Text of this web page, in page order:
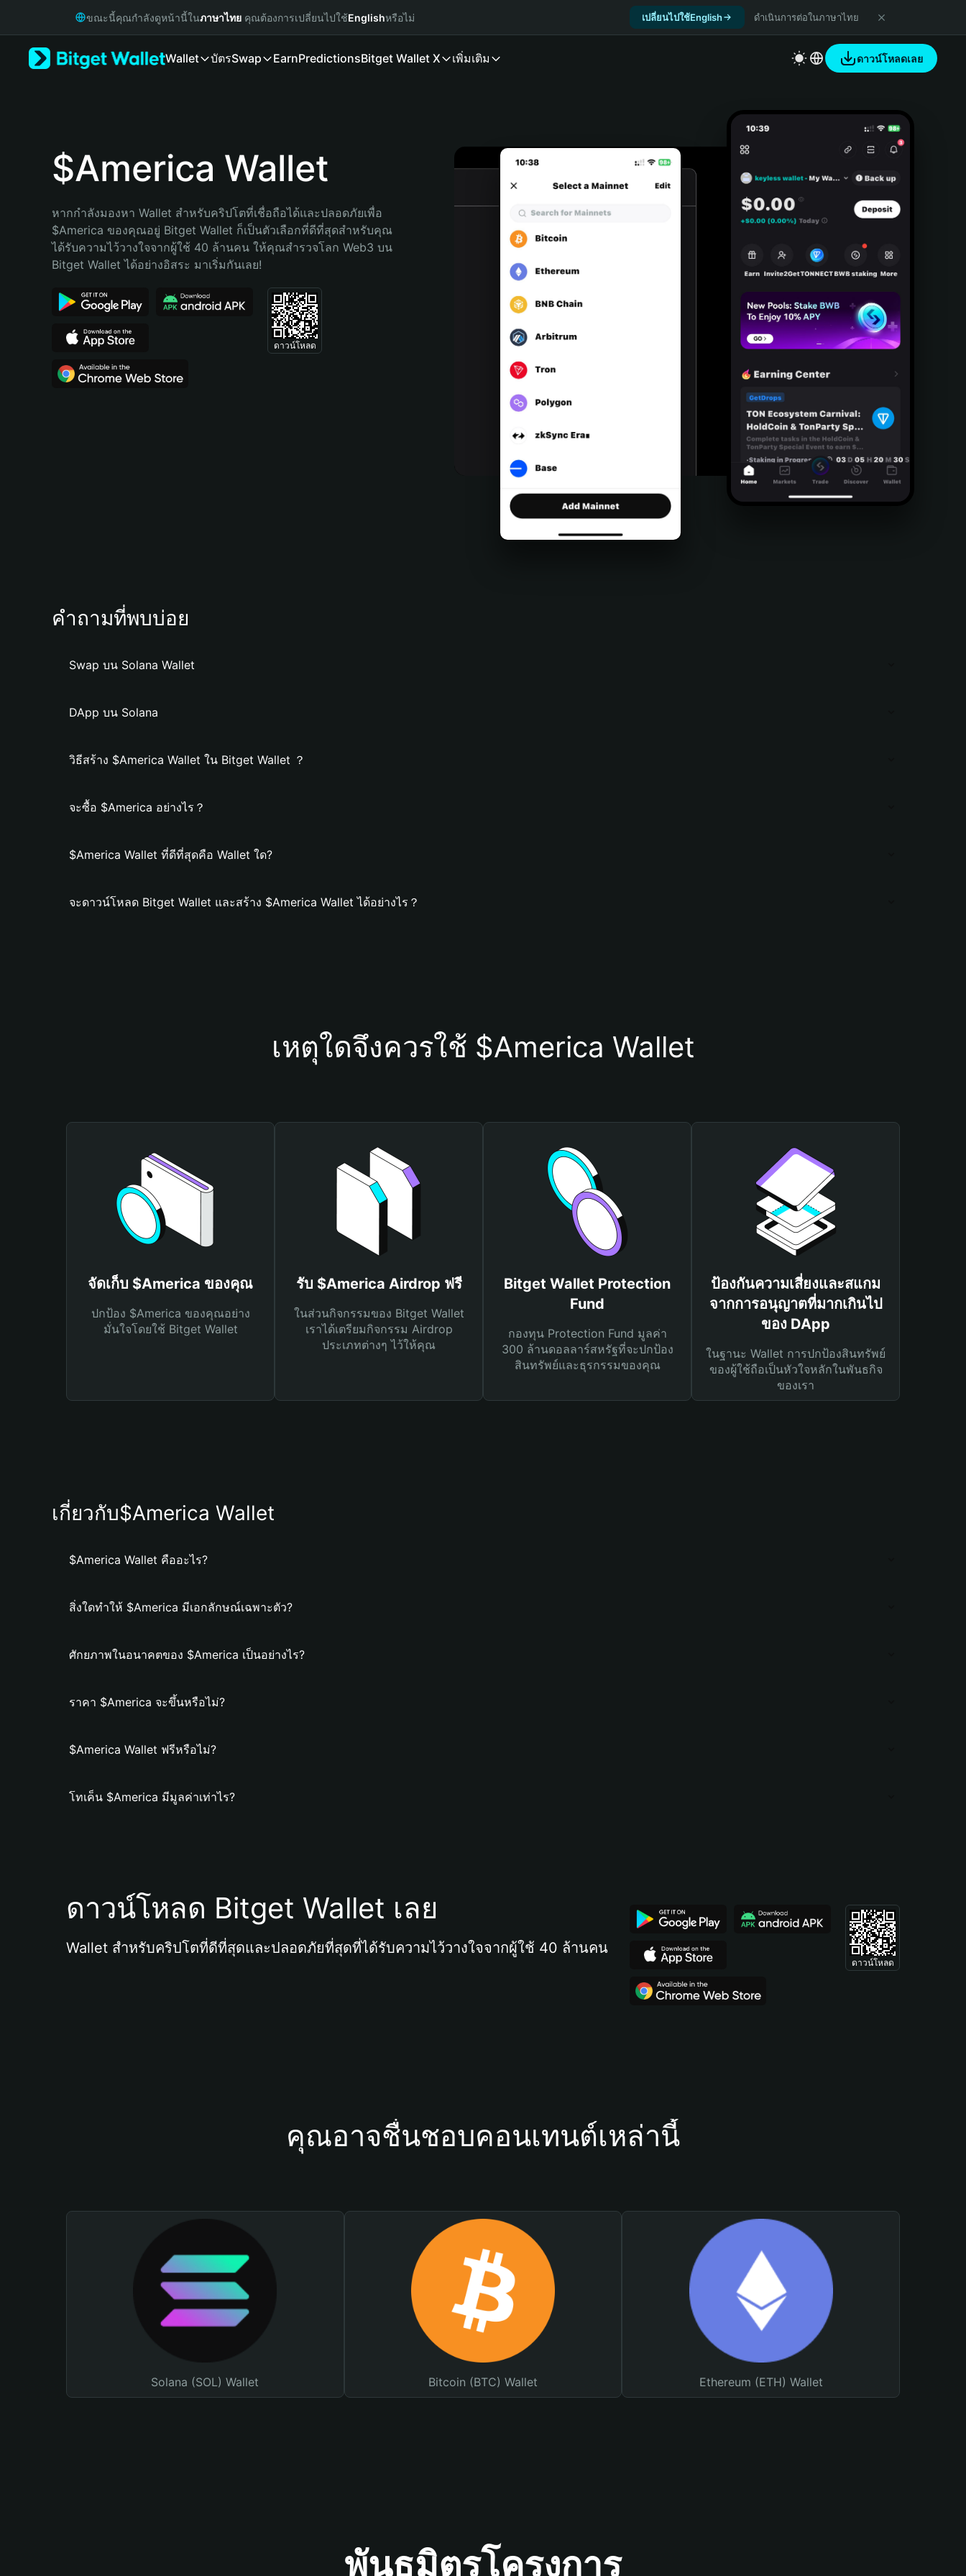
Русский
Bahasa Indonesia
Português (Brasil)
ขณะนี้คุณกำลังดูหน้านี้ในภาษาไทย คุณต้องการเปลี่ยนไปใช้Englishหรือไม่ เปลี่ยนไปใช้English ดำเนินการต่อในภาษาไทย
Wallet บัตรSwap EarnPredictionsBitget Wallet X เพิ่มเติม ดาวน์โหลดเลย
$America Wallet
หากกำลังมองหา Wallet สำหรับคริปโตที่เชื่อถือได้และปลอดภัยเพื่อ
$America ของคุณอยู่ Bitget Wallet ก็เป็นตัวเลือกที่ดีที่สุดสำหรับคุณ
ได้รับความไว้วางใจจากผู้ใช้ 40 ล้านคน ให้คุณสำรวจโลก Web3 บน
Bitget Wallet ได้อย่างอิสระ มาเริ่มกันเลย!
ดาวน์โหลด
คำถามที่พบบ่อย
Swap บน Solana Wallet
DApp บน Solana
วิธีสร้าง $America Wallet ใน Bitget Wallet ？
จะซื้อ $America อย่างไร？
$America Wallet ที่ดีที่สุดคือ Wallet ใด?
จะดาวน์โหลด Bitget Wallet และสร้าง $America Wallet ได้อย่างไร？
เหตุใดจึงควรใช้ $America Wallet
จัดเก็บ $America ของคุณ
ปกป้อง $America ของคุณอย่าง
มั่นใจโดยใช้ Bitget Wallet
รับ $America Airdrop ฟรี
ในส่วนกิจกรรมของ Bitget Wallet
เราได้เตรียมกิจกรรม Airdrop
ประเภทต่างๆ ไว้ให้คุณ
Bitget Wallet Protection
Fund
กองทุน Protection Fund มูลค่า
300 ล้านดอลลาร์สหรัฐที่จะปกป้อง
สินทรัพย์และธุรกรรมของคุณ
ป้องกันความเสี่ยงและสแกม
จากการอนุญาตที่มากเกินไป
ของ DApp
ในฐานะ Wallet การปกป้องสินทรัพย์
ของผู้ใช้ถือเป็นหัวใจหลักในพันธกิจ
ของเรา
เกี่ยวกับ$America Wallet
$America Wallet คืออะไร?
สิ่งใดทำให้ $America มีเอกลักษณ์เฉพาะตัว?
ศักยภาพในอนาคตของ $America เป็นอย่างไร?
ราคา $America จะขึ้นหรือไม่?
$America Wallet ฟรีหรือไม่?
โทเค็น $America มีมูลค่าเท่าไร?
ดาวน์โหลด Bitget Wallet เลย
Wallet สำหรับคริปโตที่ดีที่สุดและปลอดภัยที่สุดที่ได้รับความไว้วางใจจากผู้ใช้ 40 ล้านคน
ดาวน์โหลด
คุณอาจชื่นชอบคอนเทนต์เหล่านี้
Solana (SOL) Wallet Bitcoin (BTC) Wallet Ethereum (ETH) Wallet
พันธมิตรโครงการ